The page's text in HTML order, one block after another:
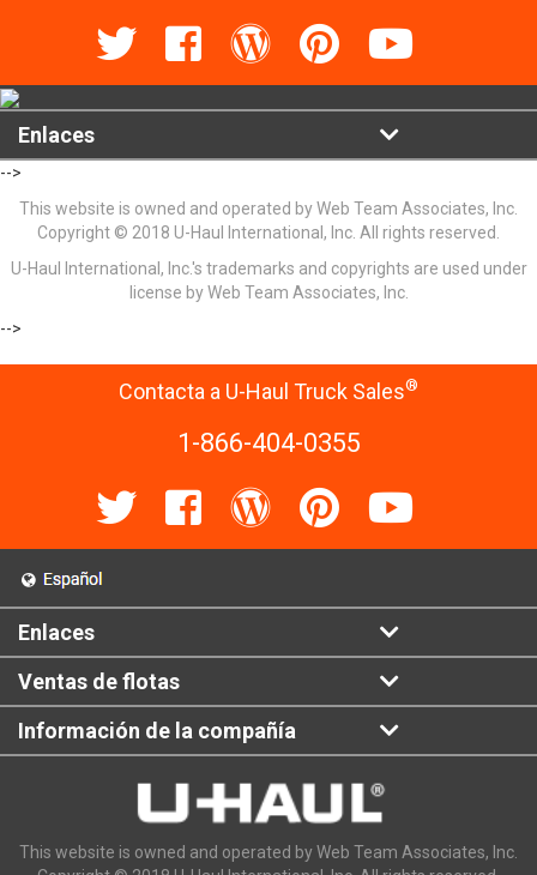
Enlaces
-->
This website is owned and operated by Web Team Associates, Inc.
Copyright © 2018 U-Haul International, Inc. All rights reserved.
U-Haul International, Inc.'s trademarks and copyrights are used under
license by Web Team Associates, Inc.
-->
Contacta a U-Haul Truck Sales®
1-866-404-0355
Enlaces
Ventas de flotas
Información de la compañía
This website is owned and operated by Web Team Associates, Inc.